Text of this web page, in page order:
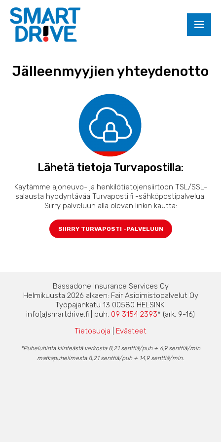
Jälleenmyyjien yhteydenotto
Lähetä tietoja Turvapostilla:
Käytämme ajoneuvo- ja henkilötietojensiirtoon TSL/SSL-
salausta hyödyntävää Turvaposti.fi -sähköpostipalvelua.
Siirry palveluun alla olevan linkin kautta:
SIIRRY TURVAPOSTI -PALVELUUN
Bassadone Insurance Services Oy
Helmikuusta 2026 alkaen: Fair Asioimistopalvelut Oy
Työpajankatu 13 00580 HELSINKI
info(a)smartdrive.fi | puh. 09 3154 2393* (ark. 9-16)
Tietosuoja
Evästeet
*Puheluhinta kiinteästä verkosta 8,21 senttiä/puh + 6,9 senttiä/min
matkapuhelimesta 8,21 senttiä/puh + 14,9 senttiä/min.